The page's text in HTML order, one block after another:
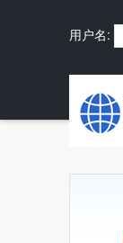
用户名: